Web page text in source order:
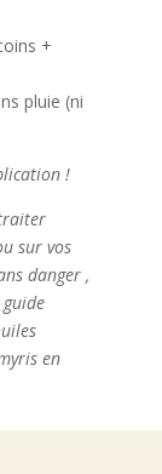
+
pluie (ni
!
sur vos
danger ,
guide
en